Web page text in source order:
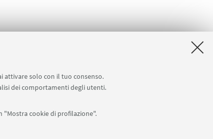
attivare solo con il tuo consenso.
dei comportamenti degli utenti.
"Mostra cookie di profilazione".
]